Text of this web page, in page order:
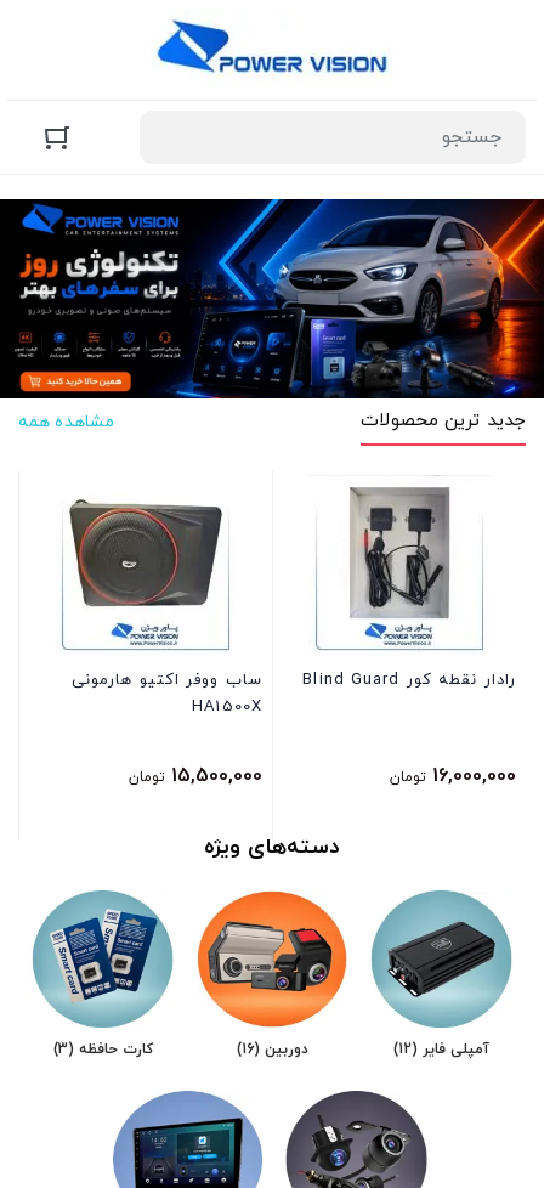
جدید ترین محصولات مشاهده همه
رادار نقطه کور Blind Guard
16,000,000 تومان
ساب ووفر اکتیو هارمونی
HA1500X
15,500,000 تومان
دسته‌های ویژه
آمپلی فایر (12) دوربین (16) کارت حافظه (3)